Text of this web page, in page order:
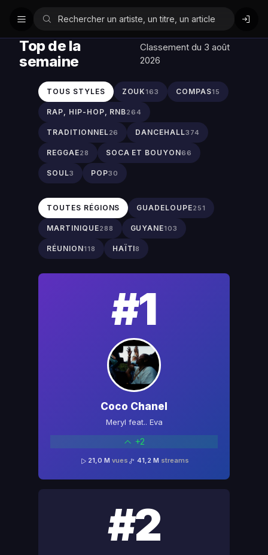
Top de la
semaine
Classement du 3 août
2026
TOUS STYLES ZOUK163 COMPAS15
RAP, HIP-HOP, RNB264
TRADITIONNEL26 DANCEHALL374
REGGAE28 SOCA ET BOUYON66
SOUL3 POP30
TOUTES RÉGIONS GUADELOUPE251
MARTINIQUE288 GUYANE103
RÉUNION118 HAÏTI8
#2
#1
Coco Chanel
Meryl feat.. Eva
+2
21,0 M vues 41,2 M streams